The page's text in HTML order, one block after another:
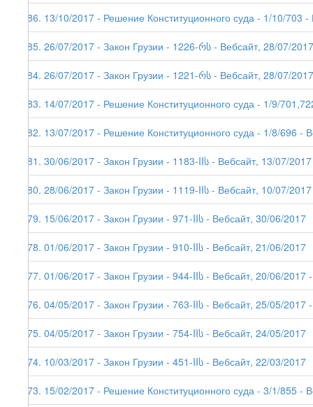
186. 13/10/2017 - Решение Конституционного суда - 1/10/703
185. 26/07/2017 - Закон Грузии - 1226-რს - Вебсайт, 28/07/2017
184. 26/07/2017 - Закон Грузии - 1221-რს - Вебсайт, 28/07/
183. 14/07/2017 - Решение Конституционного суда - 1/9/
182. 13/07/2017 - Решение Конституционного суда - 1/8/696 -
181. 30/06/2017 - Закон Грузии - 1183-IIს - Вебсайт, 13/07/2017
180. 28/06/2017 - Закон Грузии - 1119-IIს - Вебсайт, 10/07/2017
179. 15/06/2017 - Закон Грузии - 971-IIს - Вебсайт, 30/06/2017
178. 01/06/2017 - Закон Грузии - 910-IIს - Вебсайт, 21/06/2017
177. 01/06/2017 - Закон Грузии - 944-IIს - Вебсайт, 20/06/
176. 04/05/2017 - Закон Грузии - 763-IIს - Вебсайт, 25/05/
175. 04/05/2017 - Закон Грузии - 754-IIს - Вебсайт, 24/05/2017
174. 10/03/2017 - Закон Грузии - 451-IIს - Вебсайт, 22/03/2017
173. 15/02/2017 - Решение Конституционного суда - 3/1/855 -